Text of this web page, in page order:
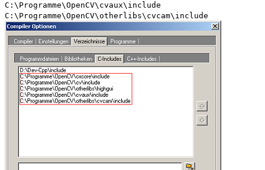
C:\Programme\OpenCV\cvaux\include
C:\Programme\OpenCV\otherlibs\cvcam\include